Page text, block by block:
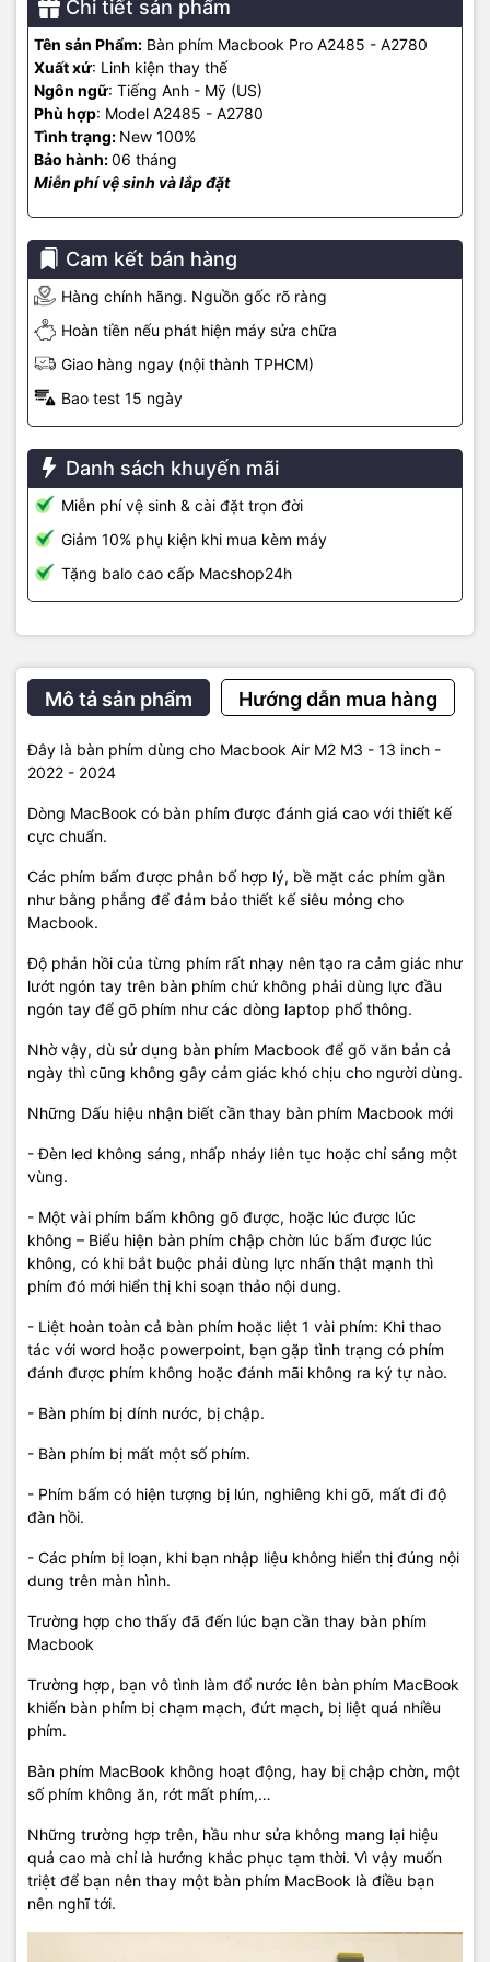
Chi tiết sản phẩm
Tên sản Phẩm: Bàn phím Macbook Pro A2485 - A2780
Xuất xứ: Linh kiện thay thế
Ngôn ngữ: Tiếng Anh - Mỹ (US)
Phù hợp: Model A2485 - A2780
Tình trạng: New 100%
Bảo hành:06 tháng
Miễn phí vệ sinh và lắp đặt
Cam kết bán hàng
Hàng chính hãng. Nguồn gốc rõ ràng
Hoàn tiền nếu phát hiện máy sửa chữa
Giao hàng ngay (nội thành TPHCM)
Bao test 15 ngày
Danh sách khuyến mãi
Miễn phí vệ sinh & cài đặt trọn đời
Giảm 10% phụ kiện khi mua kèm máy
Tặng balo cao cấp Macshop24h
Mô tả sản phẩm Hướng dẫn mua hàng
Đây là bàn phím dùng cho Macbook Air M2 M3 - 13 inch -
2022 - 2024
Dòng MacBook có bàn phím được đánh giá cao với thiết kế
cực chuẩn.
Các phím bấm được phân bố hợp lý, bề mặt các phím gần
như bằng phẳng để đảm bảo thiết kế siêu mỏng cho
Macbook.
Độ phản hồi của từng phím rất nhạy nên tạo ra cảm giác như
lướt ngón tay trên bàn phím chứ không phải dùng lực đầu
ngón tay để gõ phím như các dòng laptop phổ thông.
Nhờ vậy, dù sử dụng bàn phím Macbook để gõ văn bản cả
ngày thì cũng không gây cảm giác khó chịu cho người dùng.
Những Dấu hiệu nhận biết cần thay bàn phím Macbook mới
- Đèn led không sáng, nhấp nháy liên tục hoặc chỉ sáng một
vùng.
- Một vài phím bấm không gõ được, hoặc lúc được lúc
không – Biểu hiện bàn phím chập chờn lúc bấm được lúc
không, có khi bắt buộc phải dùng lực nhấn thật mạnh thì
phím đó mới hiển thị khi soạn thảo nội dung.
- Liệt hoàn toàn cả bàn phím hoặc liệt 1 vài phím: Khi thao
tác với word hoặc powerpoint, bạn gặp tình trạng có phím
đánh được phím không hoặc đánh mãi không ra ký tự nào.
- Bàn phím bị dính nước, bị chập.
- Bàn phím bị mất một số phím.
- Phím bấm có hiện tượng bị lún, nghiêng khi gõ, mất đi độ
đàn hồi.
- Các phím bị loạn, khi bạn nhập liệu không hiển thị đúng nội
dung trên màn hình.
Trường hợp cho thấy đã đến lúc bạn cần thay bàn phím
Macbook
Trường hợp, bạn vô tình làm đổ nước lên bàn phím MacBook
khiến bàn phím bị chạm mạch, đứt mạch, bị liệt quá nhiều
phím.
Bàn phím MacBook không hoạt động, hay bị chập chờn, một
số phím không ăn, rớt mất phím,…
Những trường hợp trên, hầu như sửa không mang lại hiệu
quả cao mà chỉ là hướng khắc phục tạm thời. Vì vậy muốn
triệt để bạn nên thay một bàn phím MacBook là điều bạn
nên nghĩ tới.
Địa chỉ: 574 Nguyễn Đình Chiểu Phường 4 Quận 3 TP.HCM
Điện thoại:
Email:macbookshop24h@gmail.com
Thời gian làm việc: 8h30 - 19h00 ( Chủ Nhật làm việc từ 9h30 -
18h )